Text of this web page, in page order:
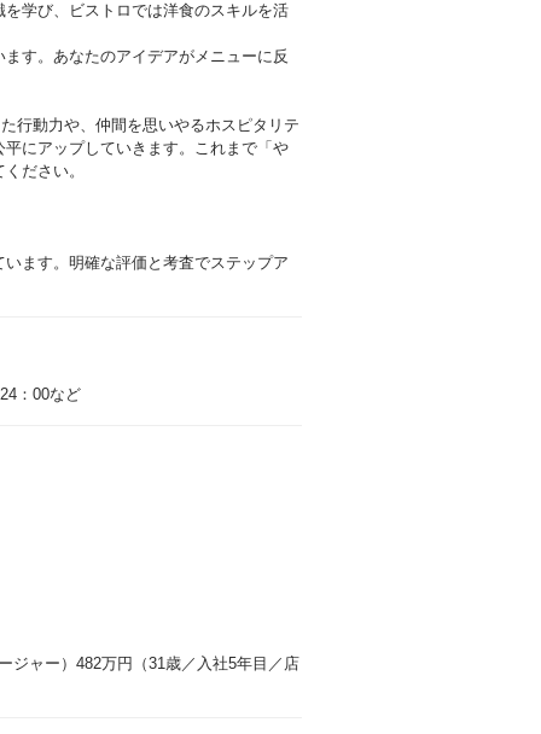
学び、ビストロでは洋食のスキルを活
す。あなたのアイデアがメニューに反
行動力や、仲間を思いやるホスピタリテ
にアップしていきます。これまで「や
ださい。
ます。明確な評価と考査でステップア
：00など
ジャー）482万円（31歳／入社5年目／店